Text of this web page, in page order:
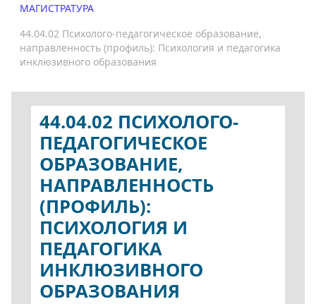
МАГИСТРАТУРА
44.04.02 Психолого-педагогическое образование,
направленность (профиль): Психология и педагогика
инклюзивного образования
44.04.02 ПСИХОЛОГО-
ПЕДАГОГИЧЕСКОЕ
ОБРАЗОВАНИЕ,
НАПРАВЛЕННОСТЬ
(ПРОФИЛЬ):
ПСИХОЛОГИЯ И
ПЕДАГОГИКА
ИНКЛЮЗИВНОГО
ОБРАЗОВАНИЯ